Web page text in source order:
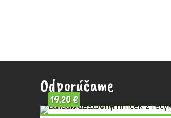
Odporúčame
19,20€